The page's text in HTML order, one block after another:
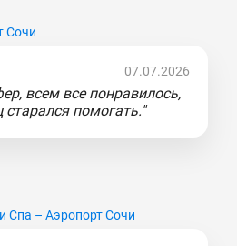
Сочи
07.07.2026
всем все понравилось,
помогать."
Спа – Аэропорт Сочи